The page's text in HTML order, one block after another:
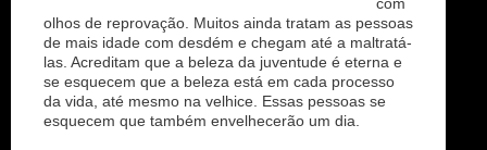
olhos de reprovação. Muitos ainda tratam as pessoas
de mais idade com desdém e chegam até a maltratá-
las. Acreditam que a beleza da juventude é eterna e
se esquecem que a beleza está em cada processo
da vida, até mesmo na velhice. Essas pessoas se
esquecem que também envelhecerão um dia.